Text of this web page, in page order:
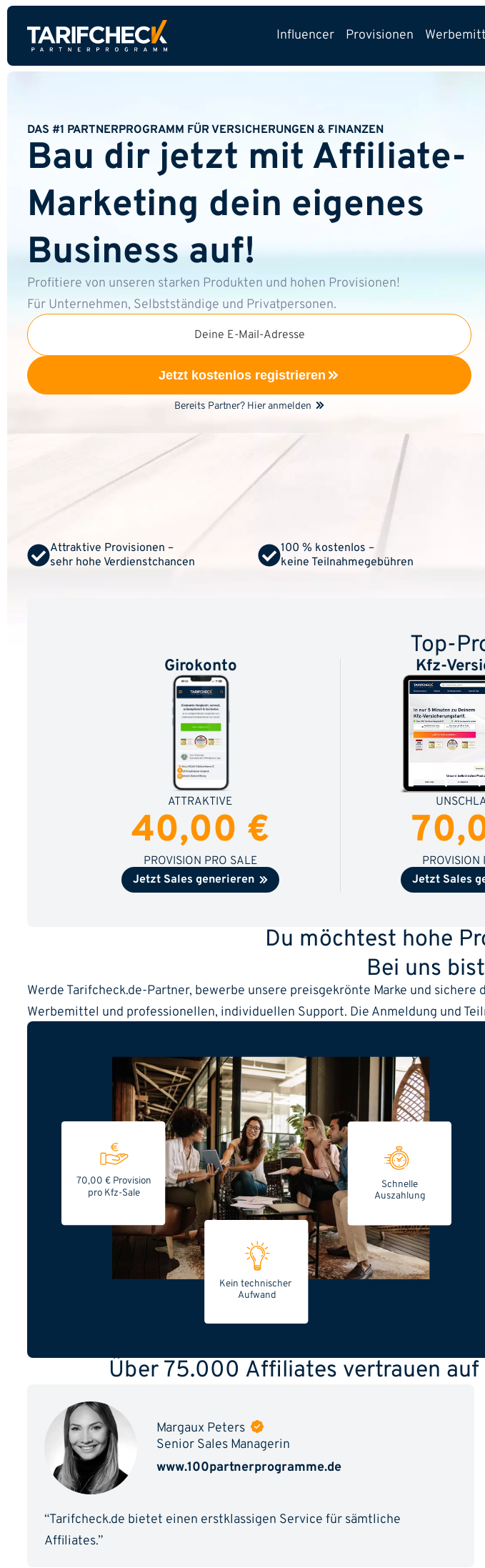
Influencer Provisionen
DAS #1 PARTNERPROGRAMM FÜR VERSICHERUNGEN & FINANZEN
Bau dir jetzt mit Affiliate-
Marketing dein eigenes
Business auf!
Profitiere von unseren starken Produkten und hohen Provisionen!
Für Unternehmen, Selbstständige und Privatpersonen.
Deine E-Mail-Adresse
Jetzt kostenlos registrieren
Bereits Partner? Hier anmelden
Attraktive Provisionen –
sehr hohe Verdienstchancen
100 % kostenlos –
keine Teilnahmegebühren
Top-
Girokonto
ATTRAKTIVE
40,00 €
PROVISION PRO SALE
Jetzt Sales generieren
Kfz-
PROVISION
Jetzt Sales
Du möchtest hohe
Bei uns
Werde Tarifcheck.de-Partner, bewerbe unsere preisgekrönte Marke und
Werbemittel und professionellen, individuellen Support. Die Anmeldung und
Kein technischer
Aufwand
Schnelle
Auszahlung
70,00 € Provision
pro Kfz-Sale
Über 75.000 Affiliates vertrauen
Margaux Peters
Senior Sales Managerin
www.100partnerprogramme.de
“Tarifcheck.de bietet einen erstklassigen Service für sämtliche
Affiliates.”